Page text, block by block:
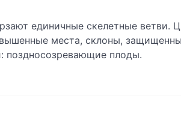
единичные скелетные ветви.
места, склоны,
поздносозревающие плоды.